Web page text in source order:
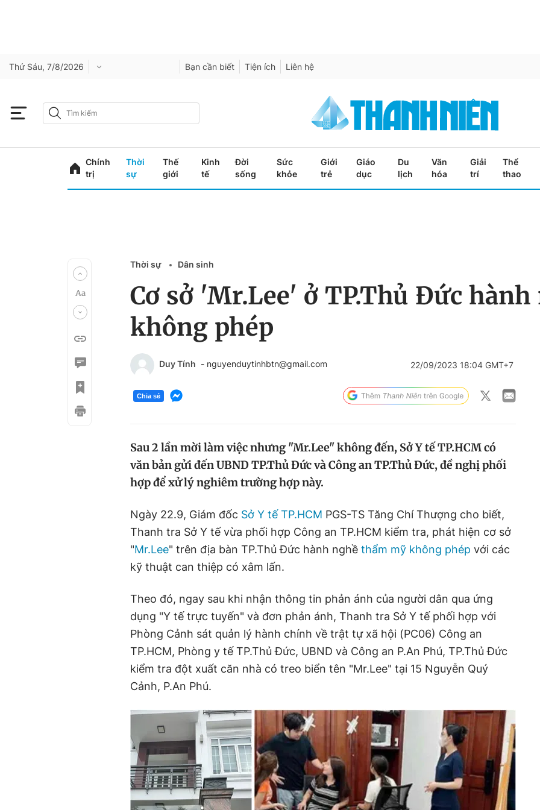
Thứ Sáu, 7/8/2026 Bạn cần biết Tiện ích Liên hệ
Chính
trị
Thời
sự
Thế
giới
Kinh
tế
Đời
sống
Sức
khỏe
Giới
trẻ
Giáo
dục
Du
lịch
Văn
hóa
Giải
trí
Thể
thao
Thời sự Dân sinh
Cơ sở 'Mr.Lee' ở TP.Thủ Đức
không phép
Duy Tính - nguyenduytinhbtn@gmail.com 22/09/2023 18:04 GMT+7
Chia sẻ
Sau 2 lần mời làm việc nhưng "Mr.Lee" không đến, Sở Y tế TP.HCM có
văn bản gửi đến UBND TP.Thủ Đức và Công an TP.Thủ Đức, đề nghị phối
hợp để xử lý nghiêm trường hợp này.
Ngày 22.9, Giám đốc Sở Y tế TP.HCM PGS-TS Tăng Chí Thượng cho biết,
Thanh tra Sở Y tế vừa phối hợp Công an TP.HCM kiểm tra, phát hiện cơ sở
"Mr.Lee" trên địa bàn TP.Thủ Đức hành nghề thẩm mỹ không phép với các
kỹ thuật can thiệp có xâm lấn.
Theo đó, ngay sau khi nhận thông tin phản ánh của người dân qua ứng
dụng "Y tế trực tuyến" và đơn phản ánh, Thanh tra Sở Y tế phối hợp với
Phòng Cảnh sát quản lý hành chính về trật tự xã hội (PC06) Công an
TP.HCM, Phòng y tế TP.Thủ Đức, UBND và Công an P.An Phú, TP.Thủ Đức
kiểm tra đột xuất căn nhà có treo biển tên "Mr.Lee" tại 15 Nguyễn Quý
Cảnh, P.An Phú.